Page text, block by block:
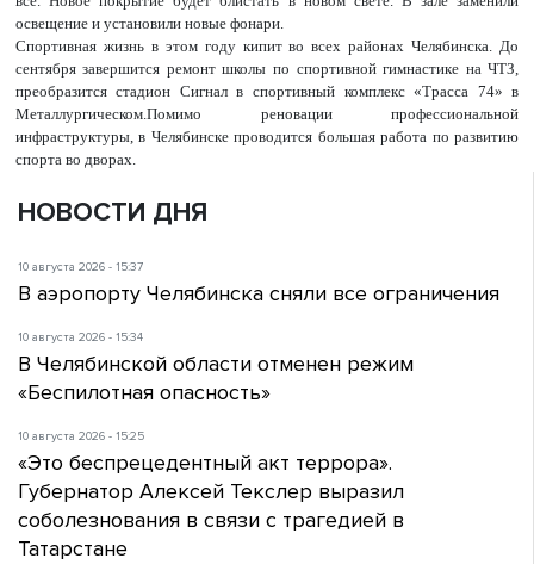
освещение и установили новые фонари.
Спортивная жизнь в этом году кипит во всех районах Челябинска. До
сентября завершится ремонт школы по спортивной гимнастике на ЧТЗ,
преобразится стадион Сигнал в спортивный комплекс «Трасса 74» в
Металлургическом.Помимо реновации профессиональной
инфраструктуры, в Челябинске проводится большая работа по развитию
спорта во дворах.
НОВОСТИ ДНЯ
10 августа 2026 - 15:37
В аэропорту Челябинска сняли все ограничения
10 августа 2026 - 15:34
В Челябинской области отменен режим
«Беспилотная опасность»
10 августа 2026 - 15:25
«Это беспрецедентный акт террора».
Губернатор Алексей Текслер выразил
соболезнования в связи с трагедией в
Татарстане